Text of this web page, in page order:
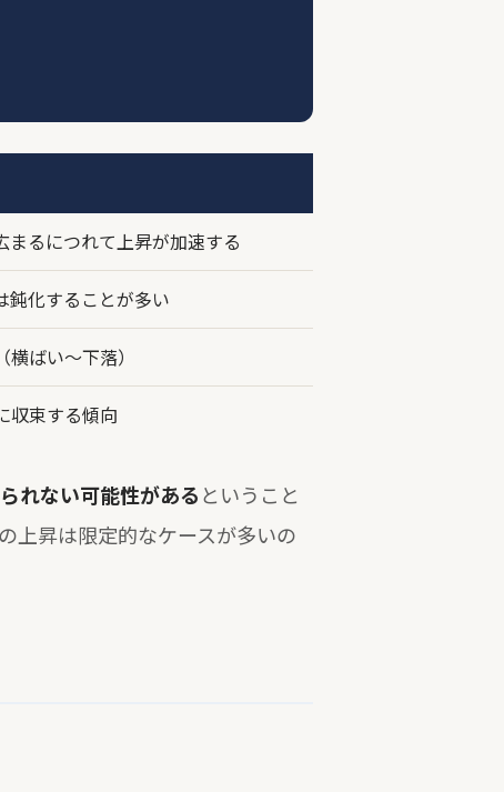
るにつれて上昇が加速する
鈍化することが多い
ばい〜下落）
収束する傾向
れない可能性があるということ
上昇は限定的なケースが多いの